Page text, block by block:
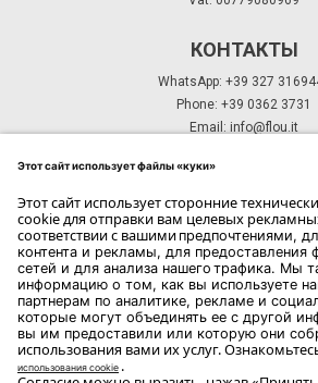
КОНТАКТЫ
WhatsApp: +39 327
Phone: +39 0362 3731
Email: info@flou.it
ПОДПИСКА НА
ПОДПИСКА